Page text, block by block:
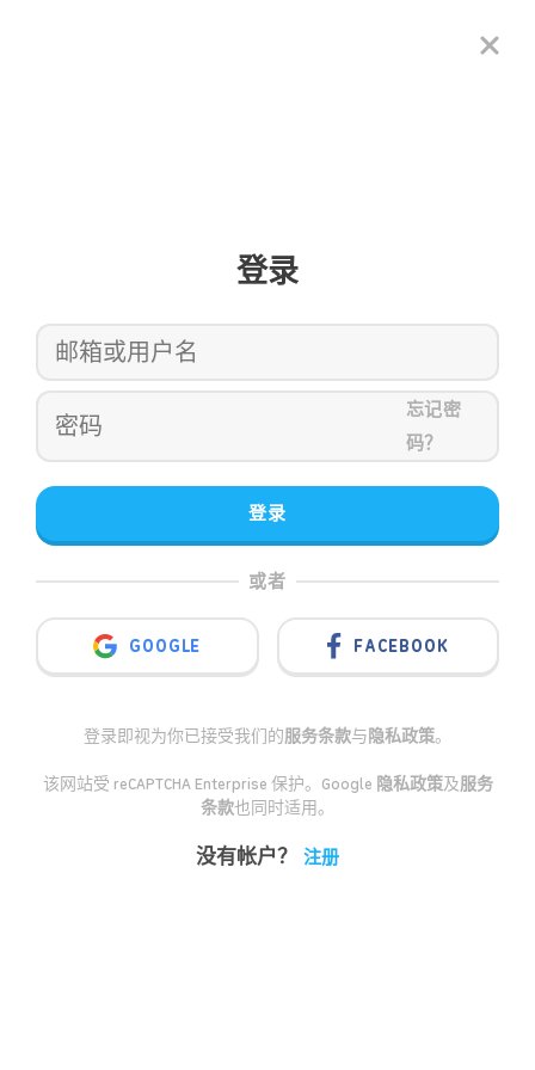
登录
忘记密
码？
登录
或者
GOOGLE FACEBOOK
登录即视为你已接受我们的服务条款与隐私政策。
该网站受 reCAPTCHA Enterprise 保护。Google 隐私政策及服务
条款也同时适用。
没有帐户？ 注册